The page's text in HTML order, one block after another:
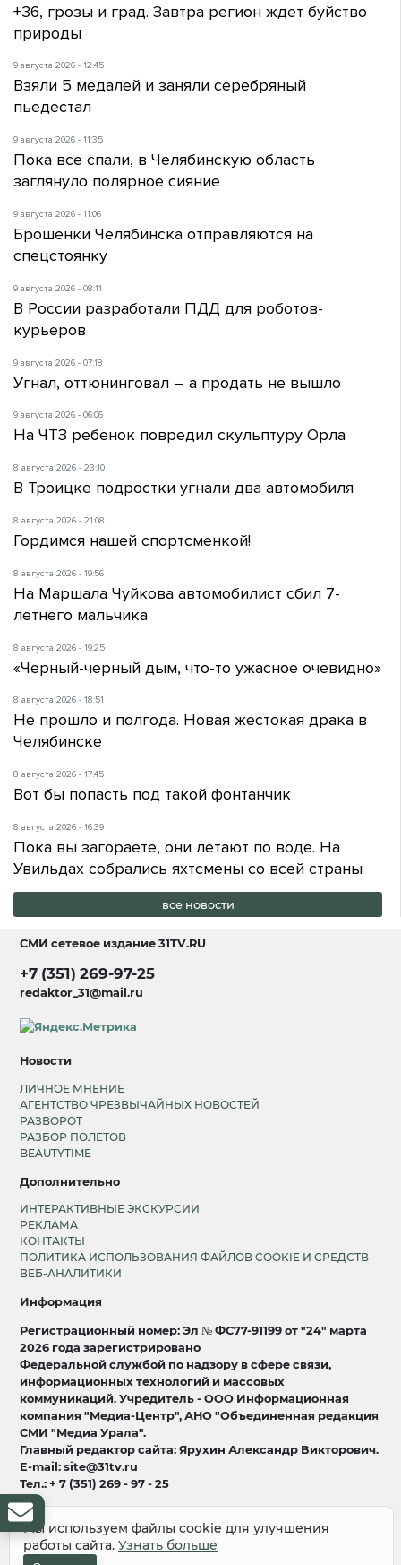
+36, грозы и град. Завтра регион ждет буйство
природы
9 августа 2026 - 12:45
Взяли 5 медалей и заняли серебряный
пьедестал
9 августа 2026 - 11:35
Пока все спали, в Челябинскую область
заглянуло полярное сияние
9 августа 2026 - 11:06
Брошенки Челябинска отправляются на
спецстоянку
9 августа 2026 - 08:11
В России разработали ПДД для роботов-
курьеров
9 августа 2026 - 07:18
Угнал, оттюнинговал – а продать не вышло
9 августа 2026 - 06:06
На ЧТЗ ребенок повредил скульптуру Орла
8 августа 2026 - 23:10
В Троицке подростки угнали два автомобиля
8 августа 2026 - 21:08
Гордимся нашей спортсменкой!
8 августа 2026 - 19:56
На Маршала Чуйкова автомобилист сбил 7-
летнего мальчика
8 августа 2026 - 19:25
«Черный-черный дым, что-то ужасное очевидно»
8 августа 2026 - 18:51
Не прошло и полгода. Новая жестокая драка в
Челябинске
8 августа 2026 - 17:45
Вот бы попасть под такой фонтанчик
8 августа 2026 - 16:39
Пока вы загораете, они летают по воде. На
Увильдах собрались яхтсмены со всей страны
все новости
СМИ сетевое издание31TV.RU
+7 (351) 269-97-25
redaktor_31@mail.ru
Новости
ЛИЧНОЕ МНЕНИЕ
АГЕНТСТВО ЧРЕЗВЫЧАЙНЫХ НОВОСТЕЙ
РАЗВОРОТ
РАЗБОР ПОЛЕТОВ
BEAUTYTIME
Дополнительно
ИНТЕРАКТИВНЫЕ ЭКСКУРСИИ
РЕКЛАМА
КОНТАКТЫ
ПОЛИТИКА ИСПОЛЬЗОВАНИЯ ФАЙЛОВ COOKIE И СРЕДСТВ
ВЕБ-АНАЛИТИКИ
Информация
Регистрационный номер: Эл № ФС77-91199 от "24" марта
2026 года зарегистрировано
Федеральной службой по надзору в сфере связи,
информационных технологий и массовых
коммуникаций. Учредитель - ООО Информационная
компания "Медиа-Центр", АНО "Объединенная редакция
СМИ "Медиа Урала".
Главный редактор сайта: Ярухин Александр Викторович.
E-mail: site@31tv.ru
Тел.: + 7 (351) 269 - 97 - 25
18+
© 2008-2026 Все права защищены
Мы используем файлы cookie для улучшения
работы сайта. Узнать больше